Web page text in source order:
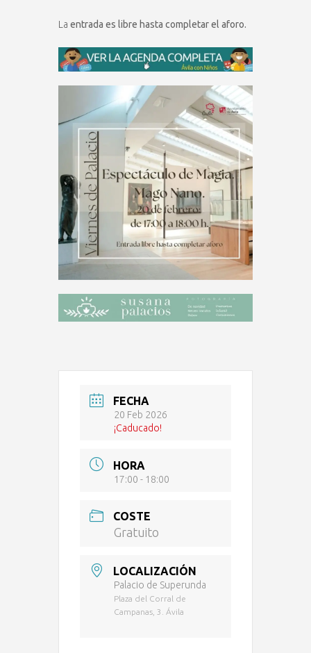
La entrada es libre hasta completar el aforo.
FECHA
20 Feb 2026
¡Caducado!
HORA
17:00 - 18:00
COSTE
Gratuito
LOCALIZACIÓN
Palacio de Superunda
Plaza del Corral de
Campanas, 3. Ávila